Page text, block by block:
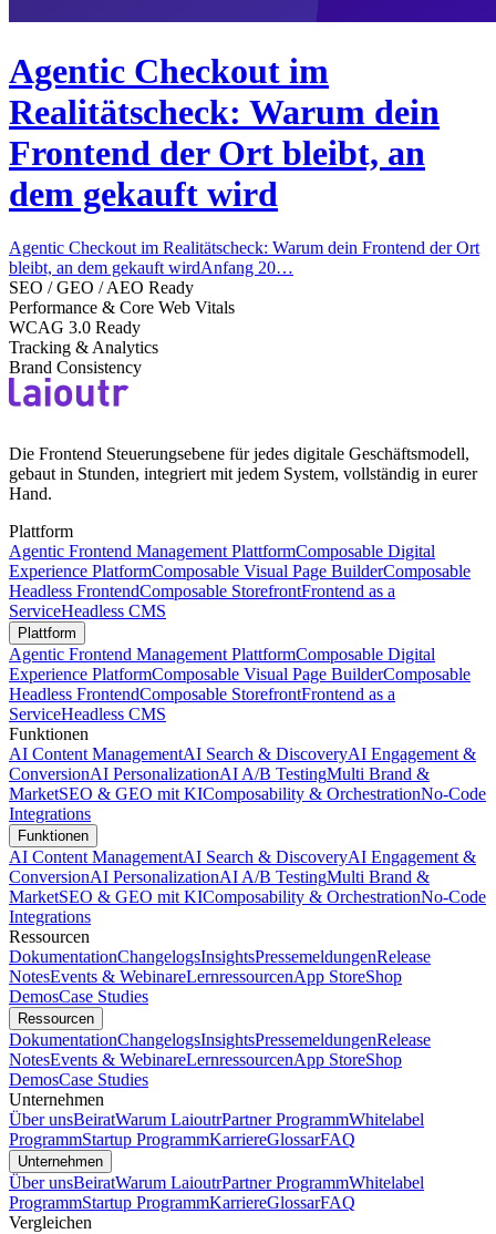
Agentic Checkout im
Realitätscheck: Warum dein
Frontend der Ort bleibt, an
dem gekauft wird
Agentic Checkout im Realitätscheck: Warum dein Frontend der Ort
bleibt, an dem gekauft wirdAnfang 20…
SEO / GEO / AEO Ready
Performance & Core Web Vitals
WCAG 3.0 Ready
Tracking & Analytics
Brand Consistency
Die Frontend Steuerungsebene für jedes digitale Geschäftsmodell,
gebaut in Stunden, integriert mit jedem System, vollständig in eurer
Hand.
Plattform
Agentic Frontend Management PlattformComposable Digital
Experience PlatformComposable Visual Page BuilderComposable
Headless FrontendComposable StorefrontFrontend as a
ServiceHeadless CMS
Plattform
Agentic Frontend Management PlattformComposable Digital
Experience PlatformComposable Visual Page BuilderComposable
Headless FrontendComposable StorefrontFrontend as a
ServiceHeadless CMS
Funktionen
AI Content ManagementAI Search & DiscoveryAI Engagement &
ConversionAI PersonalizationAI A/B TestingMulti Brand &
MarketSEO & GEO mit KIComposability & OrchestrationNo-Code
Integrations
Funktionen
AI Content ManagementAI Search & DiscoveryAI Engagement &
ConversionAI PersonalizationAI A/B TestingMulti Brand &
MarketSEO & GEO mit KIComposability & OrchestrationNo-Code
Integrations
Ressourcen
DokumentationChangelogsInsightsPressemeldungenRelease
NotesEvents & WebinareLernressourcenApp StoreShop
DemosCase Studies
Ressourcen
DokumentationChangelogsInsightsPressemeldungenRelease
NotesEvents & WebinareLernressourcenApp StoreShop
DemosCase Studies
Unternehmen
Über unsBeiratWarum LaioutrPartner ProgrammWhitelabel
ProgrammStartup ProgrammKarriereGlossarFAQ
Unternehmen
Über unsBeiratWarum LaioutrPartner ProgrammWhitelabel
ProgrammStartup ProgrammKarriereGlossarFAQ
Vergleichen